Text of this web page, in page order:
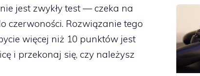
jest zwykły test — czeka na
czerwoności. Rozwiązanie tego
więcej niż 10 punktów jest
i przekonaj się, czy należysz